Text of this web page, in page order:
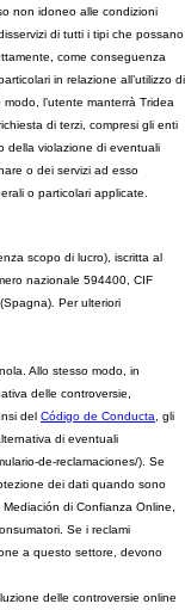
non idoneo alle condizioni
di tutti i tipi che possano
come conseguenza
in relazione all’utilizzo di
l’utente manterrà Tridea
di terzi, compresi gli enti
della violazione di eventuali
o dei servizi ad esso
o particolari applicate.
scopo di lucro), iscritta al
nazionale 594400, CIF
Per ulteriori
Allo stesso modo, in
delle controversie,
del Código de Conducta , gli
di eventuali
de-reclamaciones/). Se
dei dati quando sono
di Confianza Online,
Se i reclami
a questo settore, devono
delle controversie online